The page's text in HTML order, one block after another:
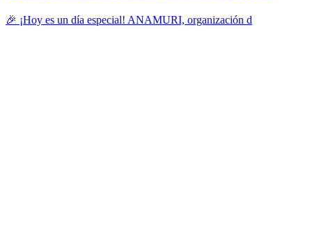
🎉 ¡Hoy es un día especial! ANAMURI, organización d